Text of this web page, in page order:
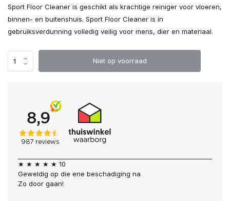
Sport Floor Cleaner is geschikt als krachtige reiniger voor vloeren,
binnen- en buitenshuis. Sport Floor Cleaner is in
gebruiksverdunning volledig veilig voor mens, dier en materiaal.
Niet op voorraad
★ ★ ★ ★ ★ 10
Geweldig op die ene beschadiging na
Zo door gaan!